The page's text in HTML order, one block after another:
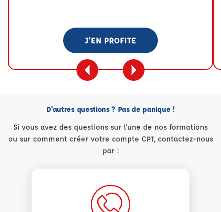
J'EN PROFITE
D'autres questions ? Pas de panique !
Si vous avez des questions sur l'une de nos formations
ou sur comment créer votre compte CPT, contactez-nous
par :